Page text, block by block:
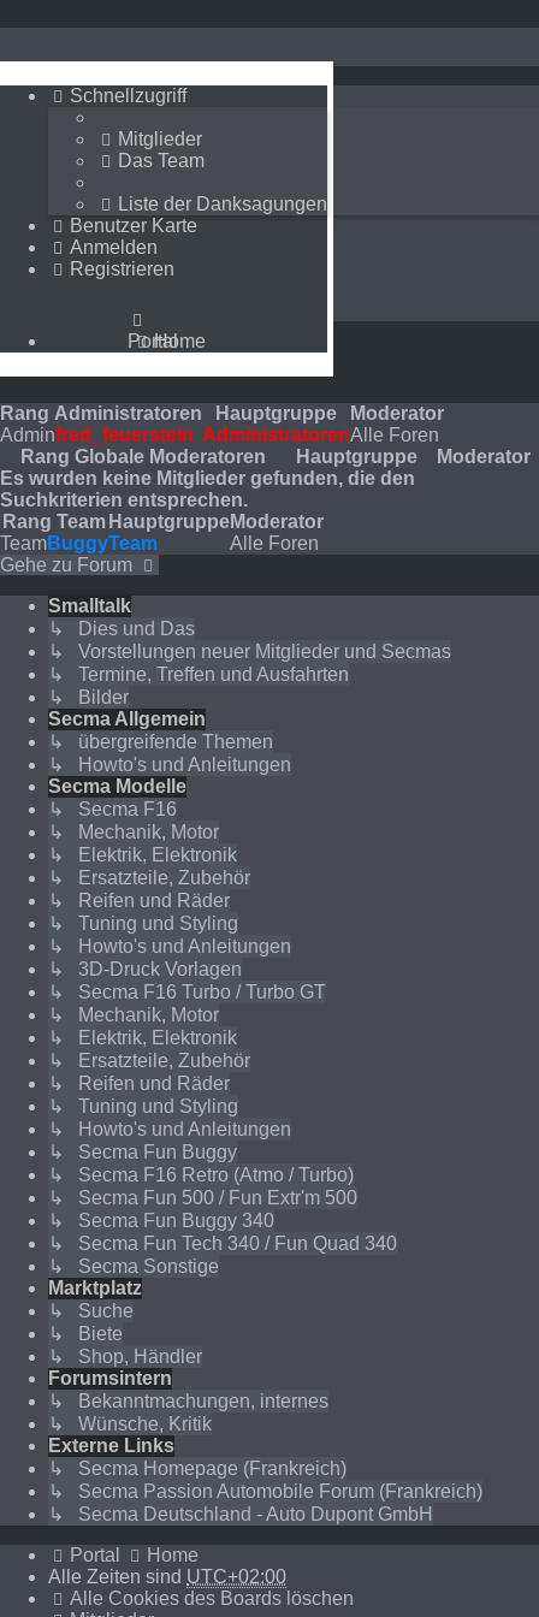
Schnellzugriff
Mitglieder
Das Team
Liste der Danksagungen
Benutzer Karte
Anmelden
Registrieren
PortalHome
Schnellzugriff
Mitglieder
Das Team
Liste der Danksagungen
Benutzer Karte
Anmelden
Registrieren
Das Team
Rang Administratoren Hauptgruppe
Moderator
Adminfred_feuerstein AdministratorenAlle Foren
Rang Globale Moderatoren Hauptgruppe
Moderator
Es wurden keine Mitglieder gefunden, die den
Suchkriterien entsprechen.
Rang Team HauptgruppeModerator
TeamBuggyTeam
Alle Foren
Gehe zu Forum
Smalltalk
↳ Dies und Das
↳ Vorstellungen neuer Mitglieder und Secmas
↳ Termine, Treffen und Ausfahrten
↳ Bilder
Secma Allgemein
↳ übergreifende Themen
↳ Howto's und Anleitungen
Secma Modelle
↳ Secma F16
↳ Mechanik, Motor
↳ Elektrik, Elektronik
↳ Ersatzteile, Zubehör
↳ Reifen und Räder
↳ Tuning und Styling
↳ Howto's und Anleitungen
↳ 3D-Druck Vorlagen
↳ Secma F16 Turbo / Turbo GT
↳ Mechanik, Motor
↳ Elektrik, Elektronik
↳ Ersatzteile, Zubehör
↳ Reifen und Räder
↳ Tuning und Styling
↳ Howto's und Anleitungen
↳ Secma Fun Buggy
↳ Secma F16 Retro (Atmo / Turbo)
↳ Secma Fun 500 / Fun Extr'm 500
↳ Secma Fun Buggy 340
↳ Secma Fun Tech 340 / Fun Quad 340
↳ Secma Sonstige
Marktplatz
↳ Suche
↳ Biete
↳ Shop, Händler
Forumsintern
↳ Bekanntmachungen, internes
↳ Wünsche, Kritik
Externe Links
↳ Secma Homepage (Frankreich)
↳ Secma Passion Automobile Forum (Frankreich)
↳ Secma Deutschland - Auto Dupont GmbH
Portal
Home
Alle Zeiten sind UTC+02:00
Alle Cookies des Boards löschen